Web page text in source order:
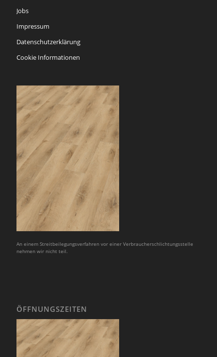
Jobs
Impressum
Datenschutzerklärung
Cookie Informationen
An einem Streitbeilegungsverfahren vor einer Verbraucherschlichtungsstelle
nehmen wir nicht teil.
ÖFFNUNGSZEITEN